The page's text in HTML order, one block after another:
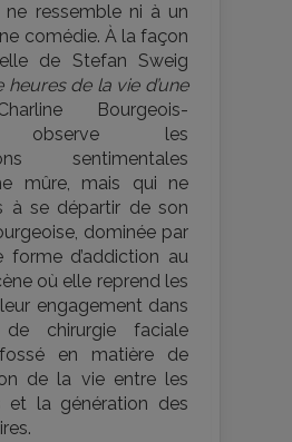
ressemble ni à un
comédie. À la façon
de Stefan Sweig
de la vie d’une
Bourgeois-
observe les
sentimentales
mûre, mais qui ne
à se départir de son
dominée par
forme d’addiction au
où elle reprend les
engagement dans
chirurgie faciale
en matière de
de la vie entre les
et la génération des